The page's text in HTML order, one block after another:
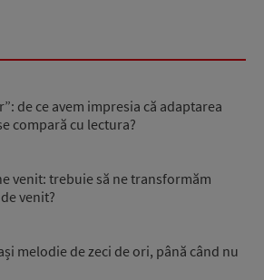
de ce avem impresia că adaptarea
compară cu lectura?
venit: trebuie să ne transformăm
venit?
melodie de zeci de ori, până când nu